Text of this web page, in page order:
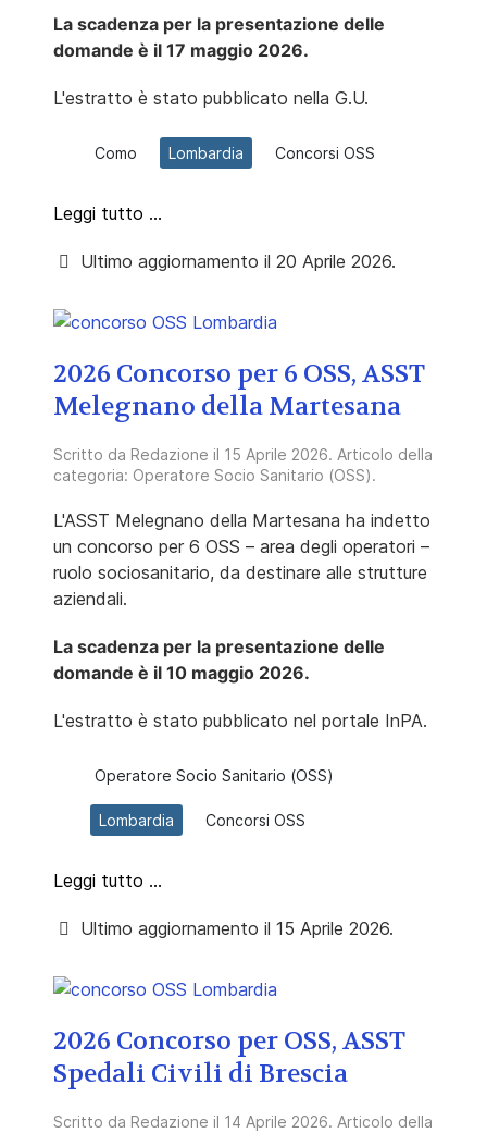
La scadenza per la presentazione delle
domande è il 17 maggio 2026.
L'estratto è stato pubblicato nella G.U.
Como Lombardia Concorsi OSS
Leggi tutto …
Ultimo aggiornamento il 20 Aprile 2026.
2026 Concorso per 6 OSS, ASST
Melegnano della Martesana
Scritto da Redazione il 15 Aprile 2026. Articolo della
categoria: Operatore Socio Sanitario (OSS).
L'ASST Melegnano della Martesana ha indetto
un concorso per 6 OSS – area degli operatori –
ruolo sociosanitario, da destinare alle strutture
aziendali.
La scadenza per la presentazione delle
domande è il 10 maggio 2026.
L'estratto è stato pubblicato nel portale InPA.
Operatore Socio Sanitario (OSS)
Lombardia Concorsi OSS
Leggi tutto …
Ultimo aggiornamento il 15 Aprile 2026.
2026 Concorso per OSS, ASST
Spedali Civili di Brescia
Scritto da Redazione il 14 Aprile 2026. Articolo della